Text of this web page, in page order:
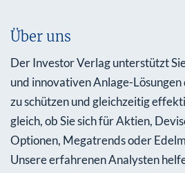
Über uns
Der Investor Verlag unterstützt
und innovativen Anlage-
zu schützen und gleichzeitig
gleich, ob Sie sich für Aktien,
Optionen, Megatrends oder
Unsere erfahrenen Analysten